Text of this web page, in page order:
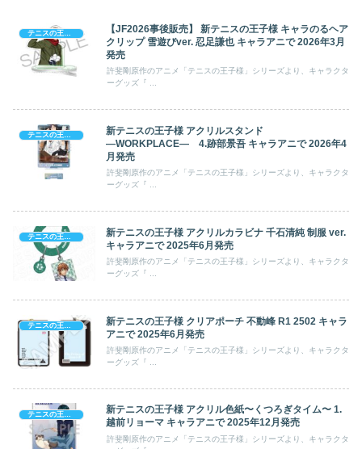
テニスの王子様
【JF2026事後販売】 新テニスの王子様 キャラのるヘア
クリップ 雪遊びver. 忍足謙也 キャラアニで 2026年3月
発売
許斐剛原作のアニメ「テニスの王子様」シリーズより、キャラクタ
テニスの王子様
新テニスの王子様 アクリルスタンド
―WORKPLACE― 4.跡部景吾 キャラアニで 2026年4
月発売
許斐剛原作のアニメ「テニスの王子様」シリーズより、キャラクタ
新テニスの王子様 アクリルカラビナ 千石清純 制服 ver.
キャラアニで 2025年6月発売
許斐剛原作のアニメ「テニスの王子様」シリーズより、キャラクタ
新テニスの王子様 クリアポーチ 不動峰 R1 2502 キャラ
アニで 2025年6月発売
許斐剛原作のアニメ「テニスの王子様」シリーズより、キャラクタ
新テニスの王子様 アクリル色紙〜くつろぎタイム〜 1.
越前リョーマ キャラアニで 2025年12月発売
許斐剛原作のアニメ「テニスの王子様」シリーズより、キャラクタ